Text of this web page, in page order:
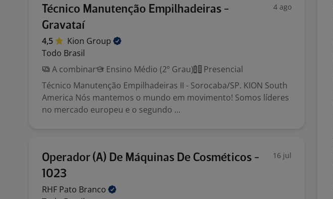
Técnico Manutenção Empilhadeiras -
Gravataí
4 ago
4,5 Kion Group
Todo Brasil
A combinar
Ensino Médio (2º Grau)
Presencial
Técnico Manutenção Empilhadeiras II - Sorocaba/SP. KION South
America Nós mantemos o mundo em movimento! Somos líderes
no mercado europeu e o segundo ...
Operador (A) De Máquinas De Cosméticos -
1023
16 jul
RHF Pato Branco